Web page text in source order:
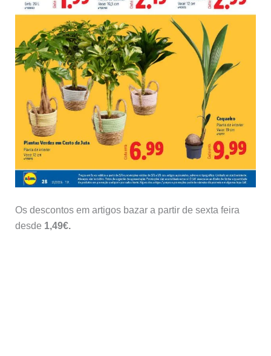
Os descontos em artigos bazar a partir de sexta feira
desde 1,49€.